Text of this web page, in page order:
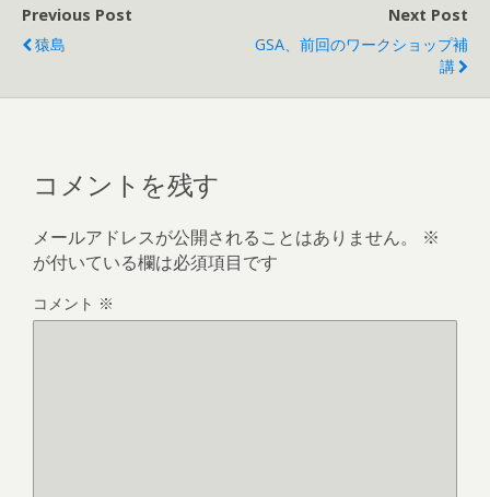
Previous Post
猿島
Next Post
GSA、前回のワークショップ補
講
コメントを残す
メールアドレスが公開されることはありません。
※
が付いている欄は必須項目です
コメント ※